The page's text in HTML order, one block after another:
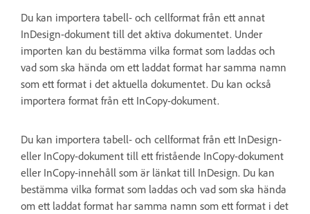
Du kan importera tabell- och cellformat från ett annat
InDesign-dokument till det aktiva dokumentet. Under
importen kan du bestämma vilka format som laddas och
vad som ska hända om ett laddat format har samma namn
som ett format i det aktuella dokumentet. Du kan också
importera format från ett InCopy-dokument.
Du kan importera tabell- och cellformat från ett InDesign-
eller InCopy-dokument till ett fristående InCopy-dokument
eller InCopy-innehåll som är länkat till InDesign. Du kan
bestämma vilka format som laddas och vad som ska hända
om ett laddat format har samma namn som ett format i det